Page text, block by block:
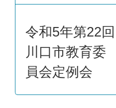
令和5年第22回
川口市教育委
員会定例会